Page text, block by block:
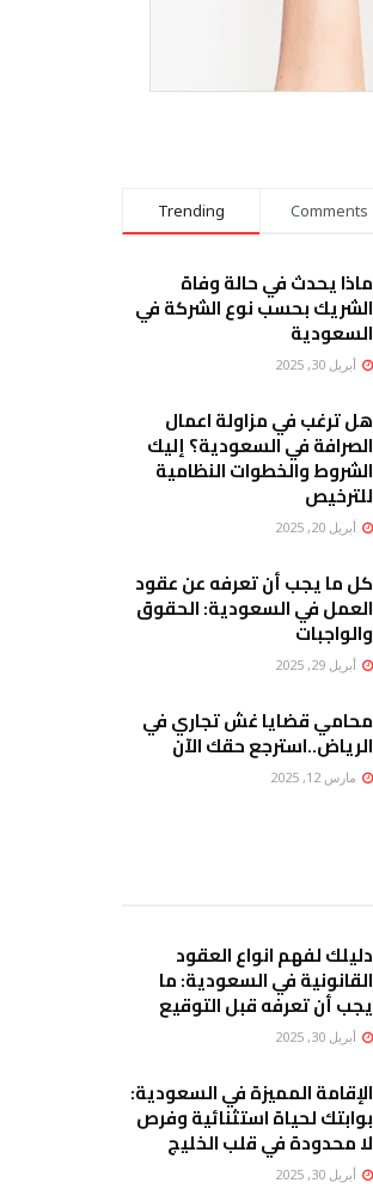
Trending Comments
ماذا يحدث في حالة وفاة
الشريك بحسب نوع الشركة في
السعودية
أبريل 30, 2025
هل ترغب في مزاولة اعمال
الصرافة في السعودية؟ إليك
الشروط والخطوات النظامية
للترخيص
أبريل 20, 2025
كل ما يجب أن تعرفه عن عقود
العمل في السعودية: الحقوق
والواجبات
أبريل 29, 2025
محامي قضايا غش تجاري في
الرياض..استرجع حقك الآن
مارس 12, 2025
دليلك لفهم انواع العقود
القانونية في السعودية: ما
يجب أن تعرفه قبل التوقيع
أبريل 30, 2025
الإقامة المميزة في السعودية:
بوابتك لحياة استثنائية وفرص
لا محدودة في قلب الخليج
أبريل 30, 2025